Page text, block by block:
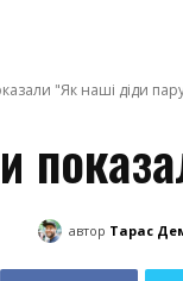
"Як наші діди
автор Тарас